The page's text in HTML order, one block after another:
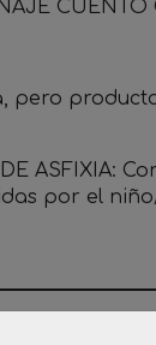
CUENTO
pero
ASFIXIA:
por el